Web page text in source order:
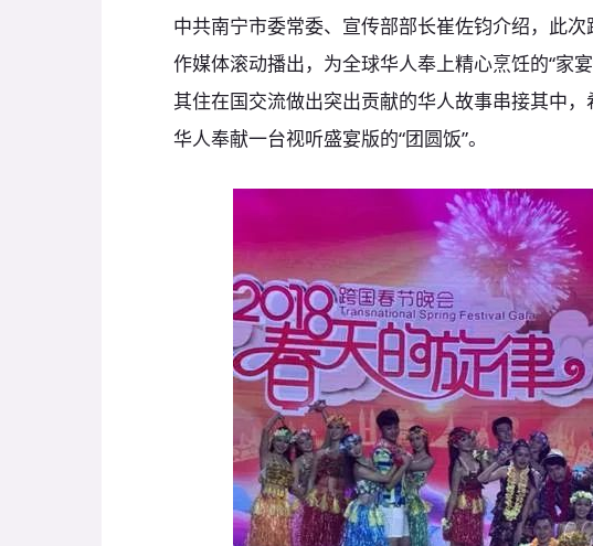
中共南宁市委常委、宣传部部长崔佐钧介绍，此
作媒体滚动播出，为全球华人奉上精心烹饪的“家
其住在国交流做出突出贡献的华人故事串接其中
华人奉献一台视听盛宴版的“团圆饭”。